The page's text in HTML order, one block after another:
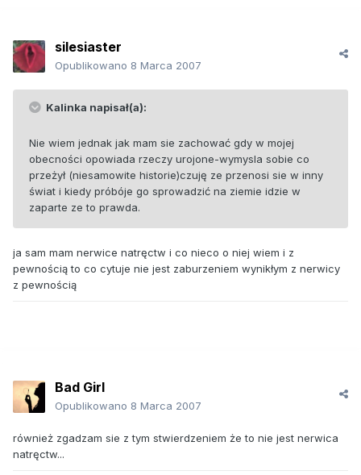
silesiaster
Opublikowano 8 Marca 2007
Kalinka napisał(a):
Nie wiem jednak jak mam sie zachować gdy w mojej
obecności opowiada rzeczy urojone-wymysla sobie co
przeżył (niesamowite historie)czuję ze przenosi sie w inny
świat i kiedy próbóje go sprowadzić na ziemie idzie w
zaparte ze to prawda.
ja sam mam nerwice natręctw i co nieco o niej wiem i z
pewnością to co cytuje nie jest zaburzeniem wynikłym z nerwicy
z pewnością
Bad Girl
Opublikowano 8 Marca 2007
również zgadzam sie z tym stwierdzeniem że to nie jest nerwica
natręctw...